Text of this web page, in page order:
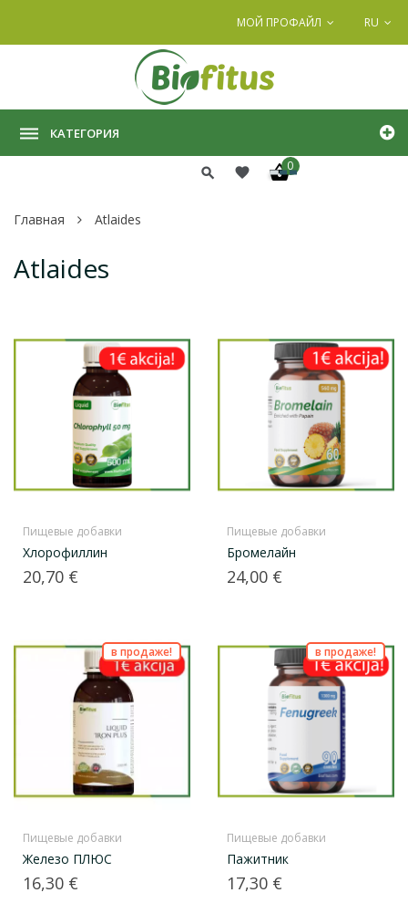
МОЙ ПРОФАЙЛ RU
КАТЕГОРИЯ
0
Главная Atlaides
Atlaides
Пищевые добавки
Хлорофиллин
Цена
20,70 €
Пищевые добавки
Бромелайн
Цена
24,00 €
в продаже!
Пищевые добавки
Железо ПЛЮС
Цена
16,30 €
в продаже!
Пищевые добавки
Пажитник
Цена
17,30 €